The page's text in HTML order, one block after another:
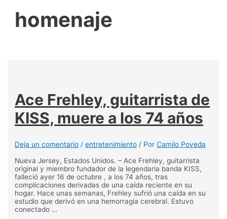
homenaje
Ace Frehley, guitarrista de
KISS, muere a los 74 años
Deja un comentario /entretenimiento / PorCamilo Poveda
Nueva Jersey, Estados Unidos. – Ace Frehley, guitarrista
original y miembro fundador de la legendaria banda KISS,
falleció ayer 16 de octubre , a los 74 años, tras
complicaciones derivadas de una caída reciente en su
hogar. Hace unas semanas, Frehley sufrió una caída en su
estudio que derivó en una hemorragia cerebral. Estuvo
conectado …